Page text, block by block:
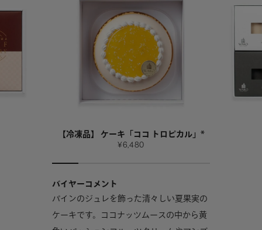
【冷凍品】 ケーキ「ココ トロピカル」*
¥6,480
バイヤーコメント
パインのジュレを飾った清々しい夏果実の
ケーキです。ココナッツムースの中から黄